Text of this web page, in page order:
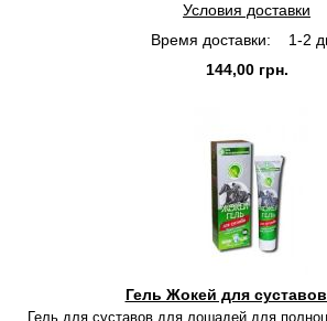
Условия доставки
Время доставки:
1-2
144,00 грн.
Гель Жокей для суставов
Гель для суставов для лошадей для